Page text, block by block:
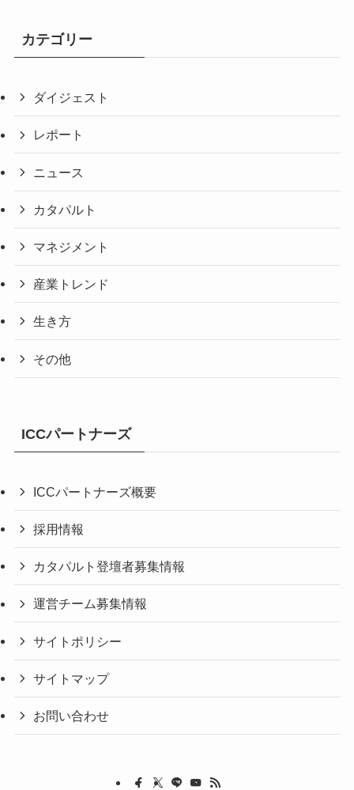
カテゴリー
ダイジェスト
レポート
ニュース
カタパルト
マネジメント
産業トレンド
生き方
その他
ICCパートナーズ
ICCパートナーズ概要
採用情報
カタパルト登壇者募集情報
運営チーム募集情報
サイトポリシー
サイトマップ
お問い合わせ